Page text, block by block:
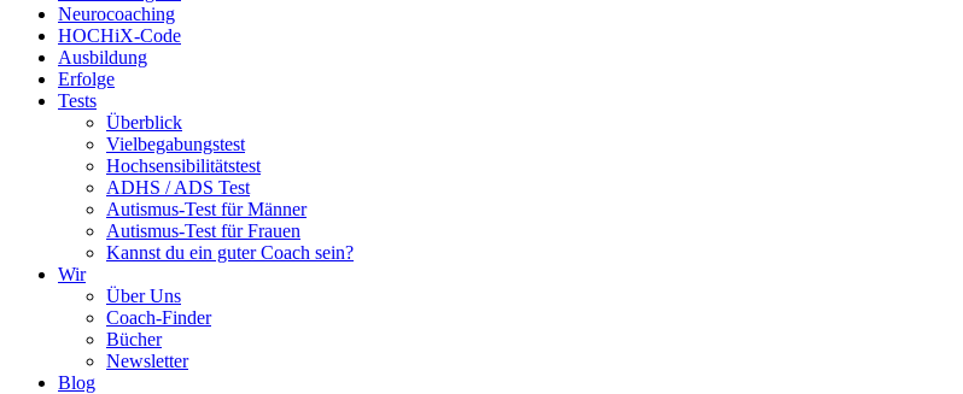
Neurocoaching
HOCHiX-Code
Ausbildung
Erfolge
Tests
Überblick
Vielbegabungstest
Hochsensibilitätstest
ADHS / ADS Test
Autismus-Test für Männer
Autismus-Test für Frauen
Kannst du ein guter Coach sein?
Wir
Über Uns
Coach-Finder
Bücher
Newsletter
Blog